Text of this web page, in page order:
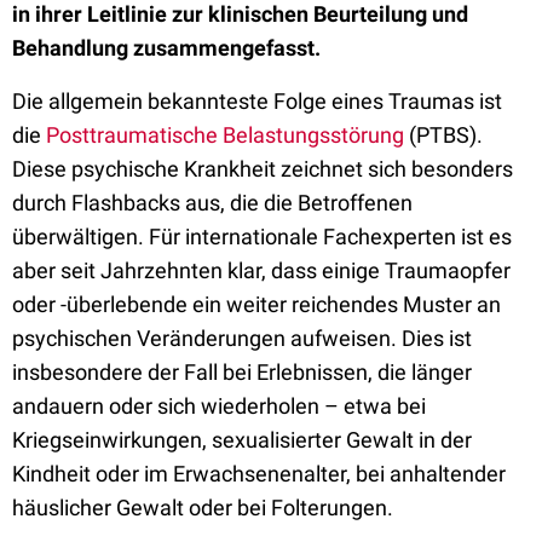
in ihrer Leitlinie zur klinischen Beurteilung und
Behandlung zusammengefasst.
Die allgemein bekannteste Folge eines Traumas ist
die Posttraumatische Belastungsstörung (PTBS).
Diese psychische Krankheit zeichnet sich besonders
durch Flashbacks aus, die die Betroffenen
überwältigen. Für internationale Fachexperten ist es
aber seit Jahrzehnten klar, dass einige Traumaopfer
oder -überlebende ein weiter reichendes Muster an
psychischen Veränderungen aufweisen. Dies ist
insbesondere der Fall bei Erlebnissen, die länger
andauern oder sich wiederholen – etwa bei
Kriegseinwirkungen, sexualisierter Gewalt in der
Kindheit oder im Erwachsenenalter, bei anhaltender
häuslicher Gewalt oder bei Folterungen.